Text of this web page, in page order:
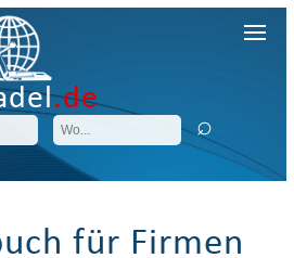
.de
für Firmen